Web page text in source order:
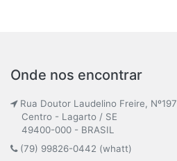
Onde nos encontrar
Rua Doutor Laudelino Freire, Nº197
Centro - Lagarto / SE
49400-000 - BRASIL
(79) 99826-0442 (whatt)